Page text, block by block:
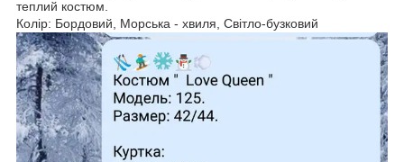
теплий костюм.
Колір: Бордовий, Морська - хвиля, Світло-бузковий